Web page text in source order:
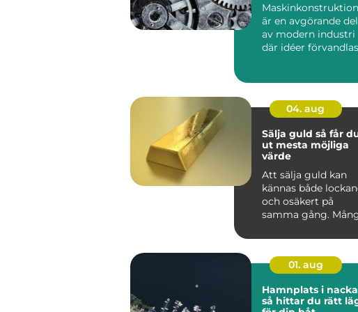
Maskinkonstruktion
är en avgörande del
av modern industri
där idéer förvandlas
04. aug
Sälja guld så får du
ut mesta möjliga
värde
Att sälja guld kan
kännas både
och osäkert på
samma gång.
eller tac...
01. aug
Hamnplats i nacka
så hittar du rätt